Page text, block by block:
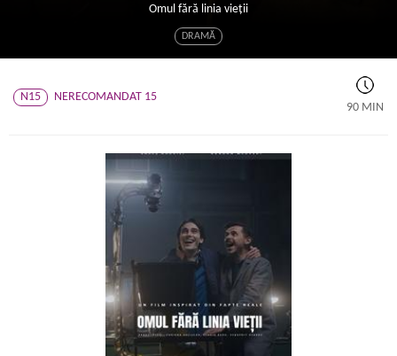
Omul fără linia vieții
DRAMĂ
N15
NERECOMANDAT 15
90 MIN